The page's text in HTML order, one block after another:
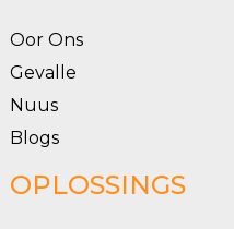
Oor Ons
Gevalle
Nuus
Blogs
OPLOSSINGS